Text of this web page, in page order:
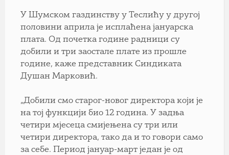
У Шумском газдинству у Теслићу у другој
половини априла је исплаћена јануарска
плата. Од почетка године радници су
добили и три заостале плате из прошле
године, каже представник Синдиката
Душан Марковић.
„Добили смо старог-новог директора који је
на тој функцији био 12 година. У задња
четири мјесеца смијењена су три или
четири директора, тако да и то говори само
за себе. Период јануар-март један је од